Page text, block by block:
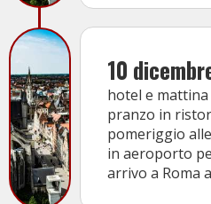
10
hotel e
pranzo in
pomeriggio
in aeroporto
arrivo a Roma